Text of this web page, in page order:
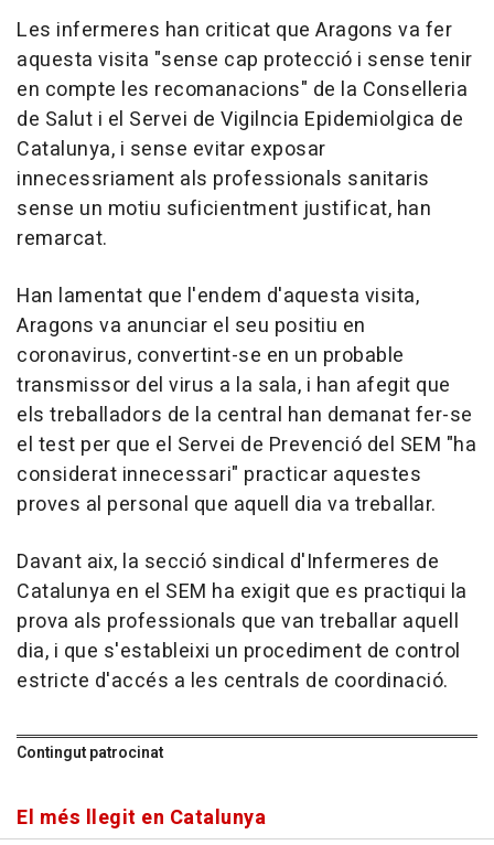
Les infermeres han criticat que Aragons va fer
aquesta visita "sense cap protecció i sense tenir
en compte les recomanacions" de la Conselleria
de Salut i el Servei de Vigilncia Epidemiolgica de
Catalunya, i sense evitar exposar
innecessriament als professionals sanitaris
sense un motiu suficientment justificat, han
remarcat.
Han lamentat que l'endem d'aquesta visita,
Aragons va anunciar el seu positiu en
coronavirus, convertint-se en un probable
transmissor del virus a la sala, i han afegit que
els treballadors de la central han demanat fer-se
el test per que el Servei de Prevenció del SEM "ha
considerat innecessari" practicar aquestes
proves al personal que aquell dia va treballar.
Davant aix, la secció sindical d'Infermeres de
Catalunya en el SEM ha exigit que es practiqui la
prova als professionals que van treballar aquell
dia, i que s'estableixi un procediment de control
estricte d'accés a les centrals de coordinació.
Contingut patrocinat
El més llegit en Catalunya